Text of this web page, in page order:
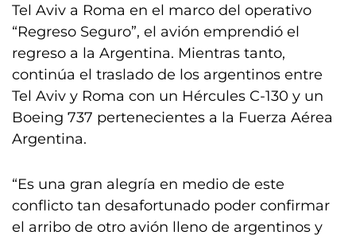
Tel Aviv a Roma en el marco del operativo
“Regreso Seguro”, el avión emprendió el
regreso a la Argentina. Mientras tanto,
continúa el traslado de los argentinos entre
Tel Aviv y Roma con un Hércules C-130 y un
Boeing 737 pertenecientes a la Fuerza Aérea
Argentina.
“Es una gran alegría en medio de este
conflicto tan desafortunado poder confirmar
el arribo de otro avión lleno de argentinos y